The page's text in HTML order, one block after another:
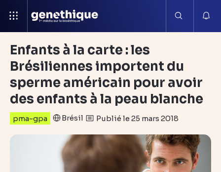
Enfants à la carte : les
Brésiliennes importent du
sperme américain pour avoir
des enfants à la peau blanche
pma-gpa Brésil Publié le 25 mars 2018